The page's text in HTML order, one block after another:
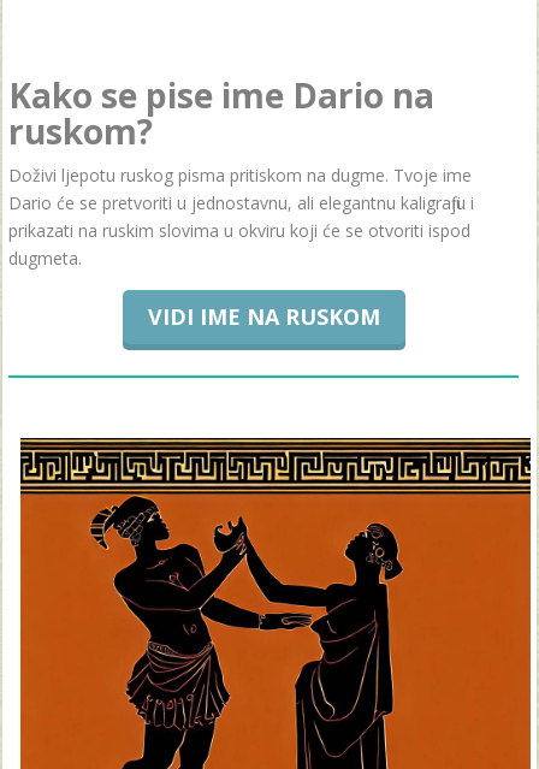
Kako se pise ime Dario na
ruskom?
Doživi ljepotu ruskog pisma pritiskom na dugme. Tvoje ime
Dario će se pretvoriti u jednostavnu, ali elegantnu kaligrafiju i
prikazati na ruskim slovima u okviru koji će se otvoriti ispod
dugmeta.
VIDI IME NA RUSKOM